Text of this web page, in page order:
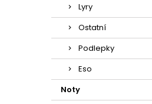
Lyry
Ostatní
Podlepky
Eso
Noty